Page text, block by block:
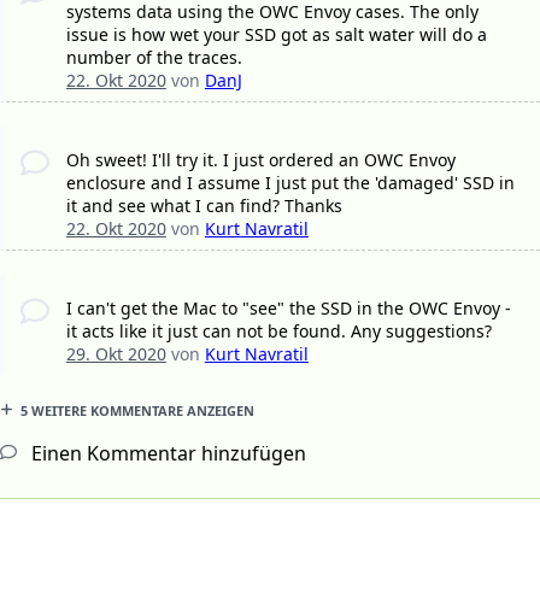
systems data using the OWC Envoy cases. The only
issue is how wet your SSD got as salt water will do a
number of the traces.
22. Okt 2020von DanJ
Oh sweet! I'll try it. I just ordered an OWC Envoy
enclosure and I assume I just put the 'damaged' SSD in
it and see what I can find? Thanks
22. Okt 2020von Kurt Navratil
I can't get the Mac to "see" the SSD in the OWC Envoy -
it acts like it just can not be found. Any suggestions?
29. Okt 2020von Kurt Navratil
5 WEITERE KOMMENTARE ANZEIGEN
Einen Kommentar hinzufügen